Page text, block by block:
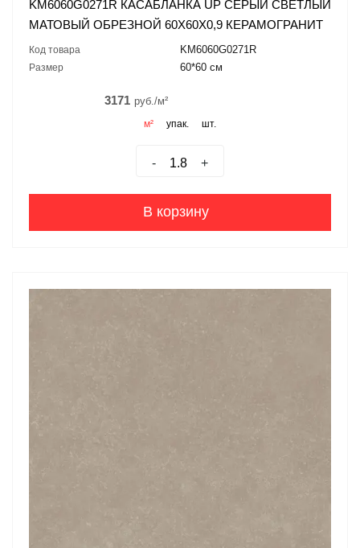
KM6060G0271R КАСАБЛАНКА UP СЕРЫЙ СВЕТЛЫЙ
МАТОВЫЙ ОБРЕЗНОЙ 60X60X0,9 КЕРАМОГРАНИТ
Код товара KM6060G0271R
Размер 60*60 см
3171 руб./м²
м² упак. шт.
- +
В корзину